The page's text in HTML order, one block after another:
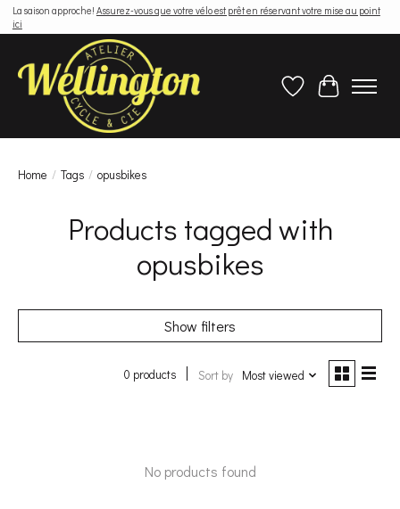
La saison approche! Assurez-vous que votre vélo est prêt en réservant votre mise au point
ici
Wish ListCart
Home / Tags / opusbikes
Products tagged with
opusbikes
Show filters
0 products Sort by Most viewed
No products found